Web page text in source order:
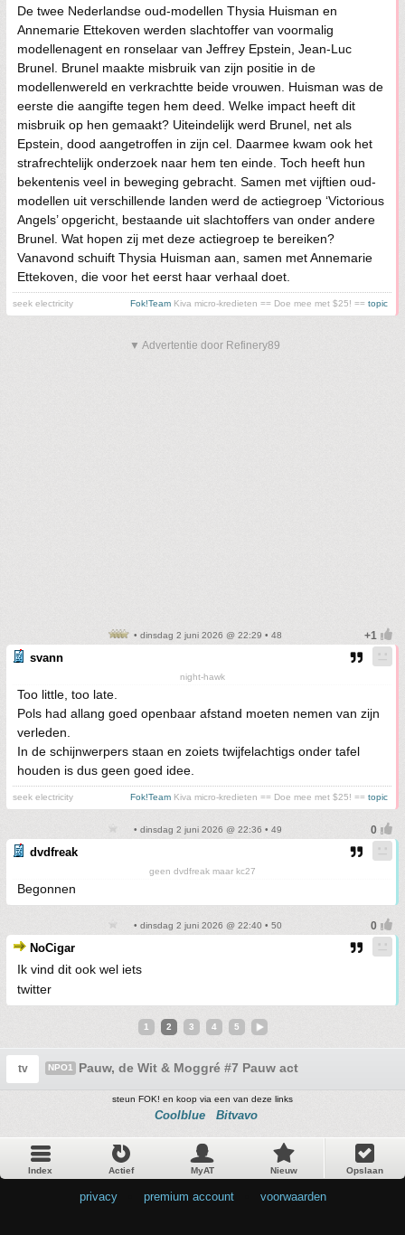
De twee Nederlandse oud-modellen Thysia Huisman en
Annemarie Ettekoven werden slachtoffer van voormalig
modellenagent en ronselaar van Jeffrey Epstein, Jean-Luc
Brunel. Brunel maakte misbruik van zijn positie in de
modellenwereld en verkrachtte beide vrouwen. Huisman was de
eerste die aangifte tegen hem deed. Welke impact heeft dit
misbruik op hen gemaakt? Uiteindelijk werd Brunel, net als
Epstein, dood aangetroffen in zijn cel. Daarmee kwam ook het
strafrechtelijk onderzoek naar hem ten einde. Toch heeft hun
bekentenis veel in beweging gebracht. Samen met vijftien oud-
modellen uit verschillende landen werd de actiegroep ‘Victorious
Angels’ opgericht, bestaande uit slachtoffers van onder andere
Brunel. Wat hopen zij met deze actiegroep te bereiken?
Vanavond schuift Thysia Huisman aan, samen met Annemarie
Ettekoven, die voor het eerst haar verhaal doet.
seek electricity Fok!Team Kiva micro-kredieten == Doe mee met $25! == topic
▼ Advertentie door Refinery89
• dinsdag 2 juni 2026 @ 22:29 • 48
svann
night-hawk
Too little, too late.
Pols had allang goed openbaar afstand moeten nemen van zijn
verleden.
In de schijnwerpers staan en zoiets twijfelachtigs onder tafel
houden is dus geen goed idee.
seek electricity Fok!Team Kiva micro-kredieten == Doe mee met $25! == topic
• dinsdag 2 juni 2026 @ 22:36 • 49
dvdfreak
geen dvdfreak maar kc27
Begonnen
• dinsdag 2 juni 2026 @ 22:40 • 50
NoCigar
Ik vind dit ook wel iets
twitter
1 2 3 4 5
tv NPO1 Pauw, de Wit & Moggré #7 Pauw act
steun FOK! en koop via een van deze links
Coolblue Bitvavo
Index Actief MyAT Nieuw Opslaan
privacy premium account voorwaarden